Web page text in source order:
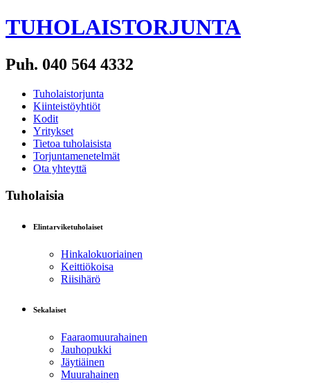
TUHOLAISTORJUNTA
Puh. 040 564 4332
Tuholaistorjunta
Kiinteistöyhtiöt
Kodit
Yritykset
Tietoa tuholaisista
Torjuntamenetelmät
Ota yhteyttä
Tuholaisia
Elintarviketuholaiset
Hinkalokuoriainen
Keittiökoisa
Riisihärö
Sekalaiset
Faaraomuurahainen
Jauhopukki
Jäytiäinen
Muurahainen